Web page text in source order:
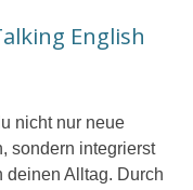
English
nicht nur neue
sondern integrierst
deinen Alltag. Durch